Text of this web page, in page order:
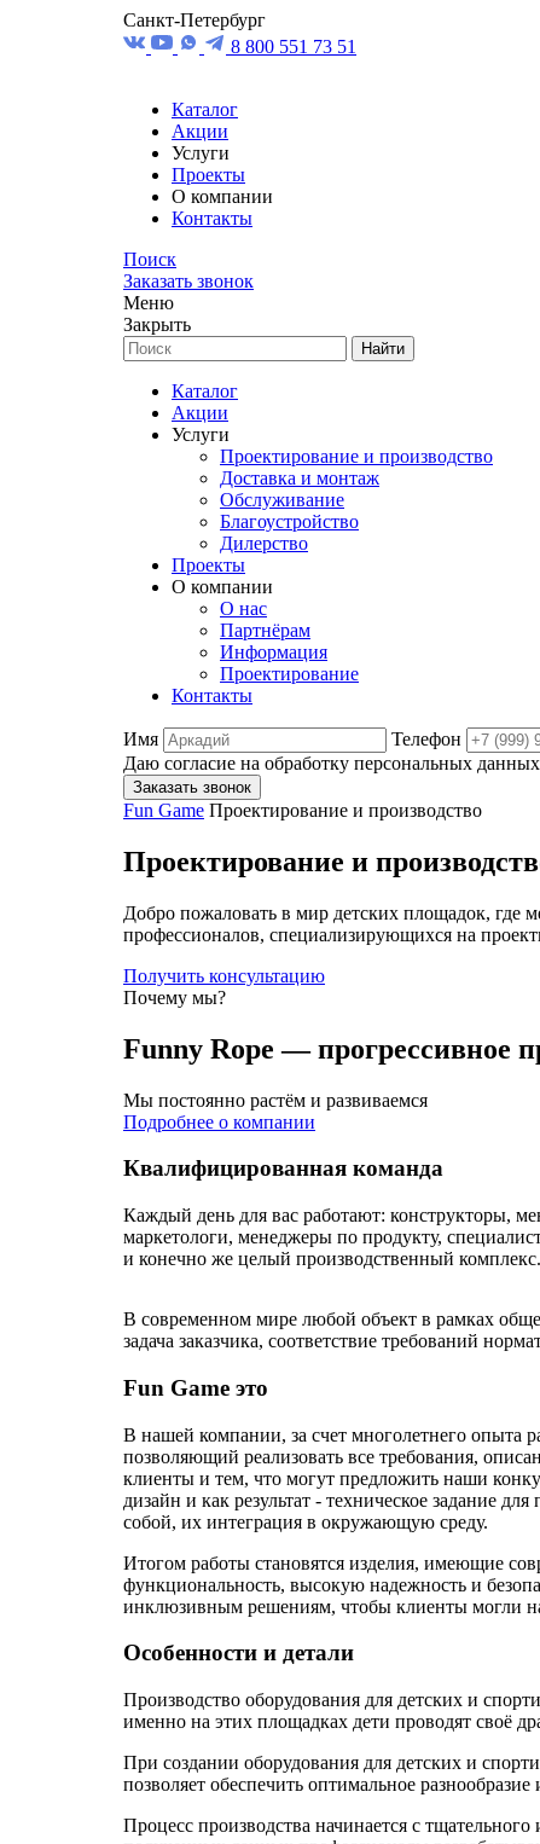
Санкт-Петербург
8 800 551 73 51
Каталог
Акции
Услуги
Проекты
О компании
Контакты
Поиск
Заказать звонок
Меню
Закрыть
Найти
Каталог
Акции
Услуги
Проектирование и производство
Доставка и монтаж
Обслуживание
Благоустройство
Дилерство
Проекты
О компании
О нас
Партнёрам
Информация
Проектирование
Контакты
Имя
Телефон
Даю согласие на обработку персональных данных
Заказать звонок
Fun Game Проектирование и производство
Проектирование и
Добро пожаловать в мир детских площадок, где
профессионалов, специализирующихся на
Получить консультацию
Почему мы?
Funny Rope — прогрессивное
Мы постоянно растём и развиваемся
Подробнее о компании
Квалифицированная команда
Каждый день для вас работают: конструкторы,
маркетологи, менеджеры по продукту,
и конечно же целый производственный комплекс.
В современном мире любой объект в рамках
задача заказчика, соответствие требований
Fun Game это
В нашей компании, за счет многолетнего опыта
позволяющий реализовать все требования,
клиенты и тем, что могут предложить наши
дизайн и как результат - техническое задание
собой, их интеграция в окружающую среду.
Итогом работы становятся изделия, имеющие
функциональность, высокую надежность и
инклюзивным решениям, чтобы клиенты могли
Особенности и детали
Производство оборудования для детских и
именно на этих площадках дети проводят своё
При создании оборудования для детских и
позволяет обеспечить оптимальное
Процесс производства начинается с